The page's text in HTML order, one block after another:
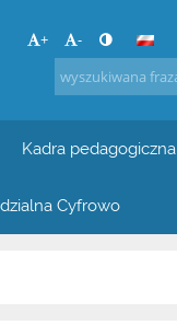
+ -
Kadra pedagogiczna
Cyfrowo